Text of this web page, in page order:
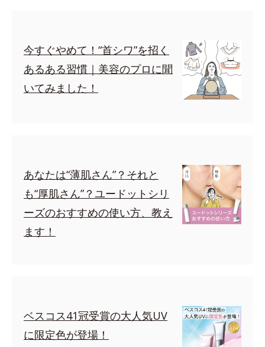
今すぐやめて！“首シワ”を招く
あるある習慣｜美容のプロに聞
いてみました！
あなたは“薄肌さん”？それと
も“厚肌さん”？ユードットシリ
ーズのおすすめの使い方、教え
ます！
ベスコス41冠受賞の大人気UV
に限定色が登場！